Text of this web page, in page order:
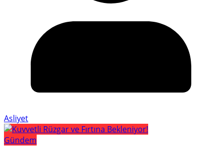
Asliyet
Gündem